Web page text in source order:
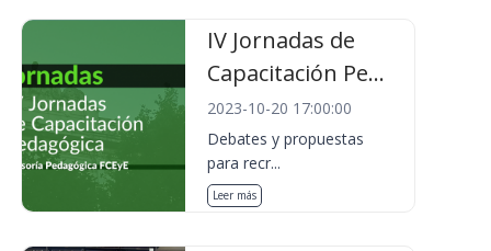
IV Jornadas de
Capacitación Pe...
2023-10-20 17:00:00
Debates y propuestas
para recr...
Leer más